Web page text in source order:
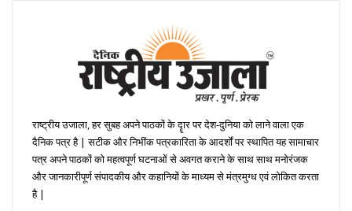
राष्ट्रीय उजाला, हर सुबह अपने पाठकों के दॄार पर देश-दुनिया को लाने वाला एक
दैनिक पत्र है | सटीक और निभींक पत्रकारिता के आदर्शों पर स्थापित यह सामाचार
पत्र अपने पाठकों को महत्वपूर्ण घटनाओं से अवगत कराने के साथ साथ मनोरंजक
और जानकारीपूर्ण संपादकीय और कहानियों के माध्यम से मंत्रमुग्ध एवं लोकित करता
है |